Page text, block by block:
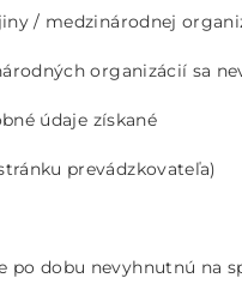
/ medzinárodnej
organizácií sa
údaje získané
prevádzkovateľa)
po dobu nevyhnutnú na